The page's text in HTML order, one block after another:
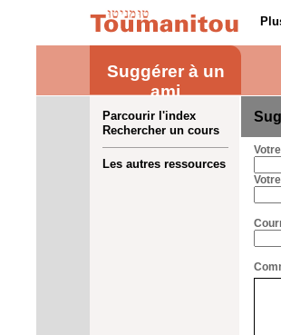
Suggérer à un
ami
Parcourir l'index
Rechercher un cours
Les autres ressources